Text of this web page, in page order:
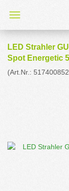
LED Strahler
Spot Energetic
(Art.Nr.: